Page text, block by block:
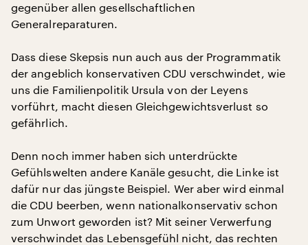
gegenüber allen gesellschaftlichen
Generalreparaturen.
Dass diese Skepsis nun auch aus der Programmatik
der angeblich konservativen CDU verschwindet, wie
uns die Familienpolitik Ursula von der Leyens
vorführt, macht diesen Gleichgewichtsverlust so
gefährlich.
Denn noch immer haben sich unterdrückte
Gefühlswelten andere Kanäle gesucht, die Linke ist
dafür nur das jüngste Beispiel. Wer aber wird einmal
die CDU beerben, wenn nationalkonservativ schon
zum Unwort geworden ist? Mit seiner Verwerfung
verschwindet das Lebensgefühl nicht, das rechten